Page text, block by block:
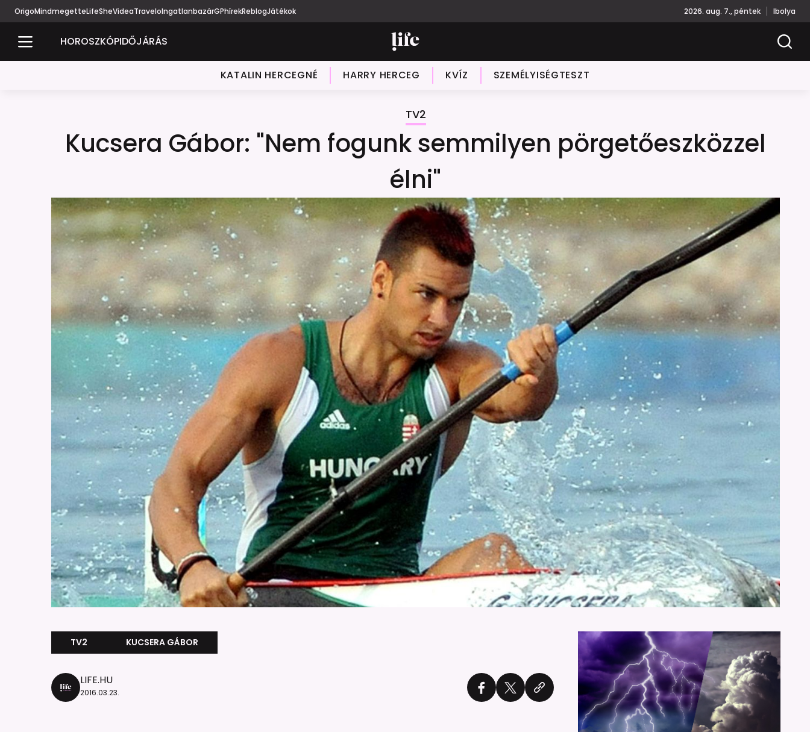
OrigoMindmegetteLifeSheVideaTraveloIngatlanbazárGPhírekReblogJátékok 2026. aug. 7., péntek Ibolya
HOROSZKÓPIDŐJÁRÁS
KATALIN HERCEGNÉ HARRY HERCEG KVÍZ SZEMÉLYISÉGTESZT
TV2
Kucsera Gábor: "Nem fogunk semmilyen pörgetőeszközzel
élni"
TV2 KUCSERA GÁBOR
LIFE.HU
2016.03.23.